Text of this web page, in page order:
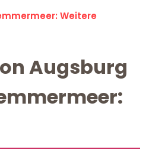
Weitere
Augsburg